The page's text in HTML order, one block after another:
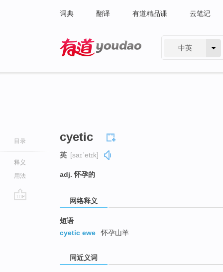
词典 翻译 有道精品课 云笔记
中英
目录
释义
用法
cyetic
英 [saɪˈetɪk]
adj. 怀孕的
网络释义
短语
cyetic ewe
怀孕山羊
同近义词